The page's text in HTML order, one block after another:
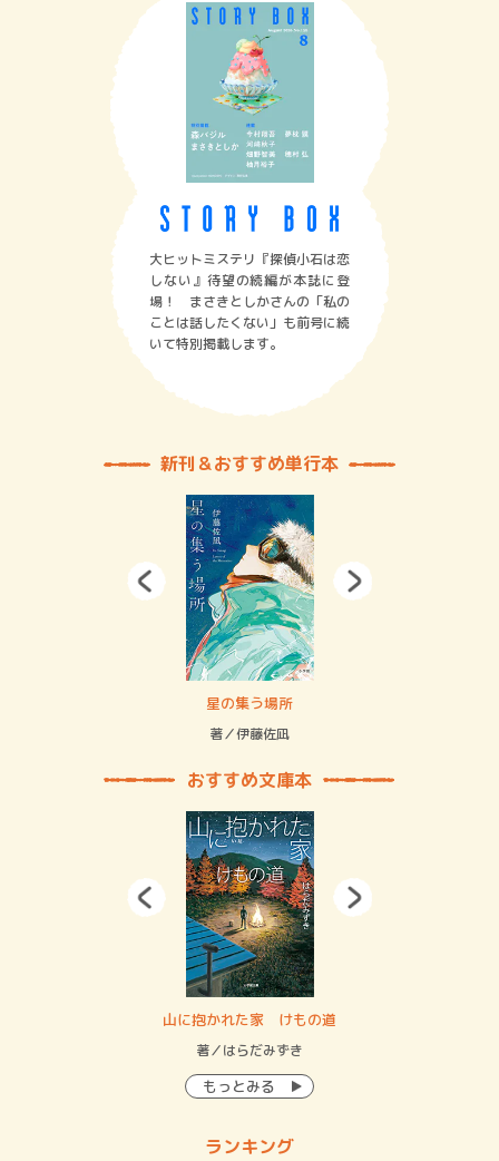
大ヒットミステリ『探偵小石は恋
しない』待望の続編が本誌に登
場！ まさきとしかさんの「私の
ことは話したくない」も前号に続
いて特別掲載します。
新刊＆おすすめ単行本
星の集う場所
著／伊藤佐凪
おすすめ文庫本
山に抱かれた家 けもの道
著／はらだみずき
もっとみる
ランキング